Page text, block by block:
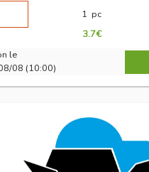
1 pc
3.7€
le
08 (10:00)